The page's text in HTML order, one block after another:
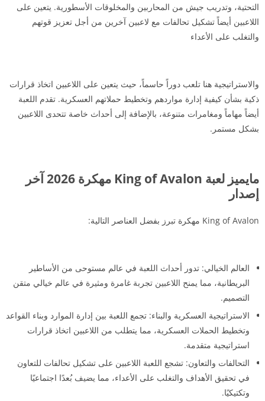
التحتية، وتدريب جيش من المحاربين والمخلوقات الأسطورية. يتعين على
اللاعبين أيضاً تشكيل تحالفات مع لاعبين آخرين من أجل تعزيز قوتهم
والتغلب على الأعداء
والاستراتيجية هنا تلعب دوراً حاسماً، حيث يتعين على اللاعبين اتخاذ قرارات
ذكية بشأن كيفية إدارة مواردهم وتخطيط حملاتهم العسكرية. تقدم اللعبة
أيضاً مهاماً ومغامرات متنوعة، بالإضافة إلى أحداث خاصة تتحدى اللاعبين
بشكل مستمر.
مايميز لعبة King of Avalon مهكرة 2026 آخر
إصدار
King of Avalon مهكرة تبرز بفضل العناصر التالية:
العالم الخيالي: تدور أحداث اللعبة في عالم مستوحى من الأساطير
البريطانية، مما يمنح اللاعبين تجربة غامرة ومثيرة في عالم خيالي متقن
التصميم.
الاستراتيجية العسكرية والبناء: تجمع اللعبة بين إدارة الموارد وبناء القواعد
وتخطيط الحملات العسكرية، مما يتطلب من اللاعبين اتخاذ قرارات
استراتيجية متقدمة.
التحالفات والتعاون: تشجع اللعبة اللاعبين على تشكيل تحالفات للتعاون
في تحقيق الأهداف والتغلب على الأعداء، مما يضيف بُعدًا اجتماعيًا
وتكتيكيًا.